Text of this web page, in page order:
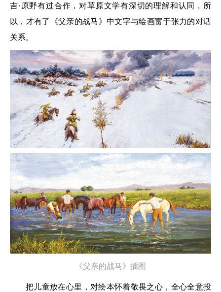
吉·原野有过合作，对草原文学有深切的理解和认同，所
以，才有了《父亲的战马》中文字与绘画富于张力的对话
关系。
《父亲的战马》插图
把儿童放在心里，对绘本怀着敬畏之心，全心全意投